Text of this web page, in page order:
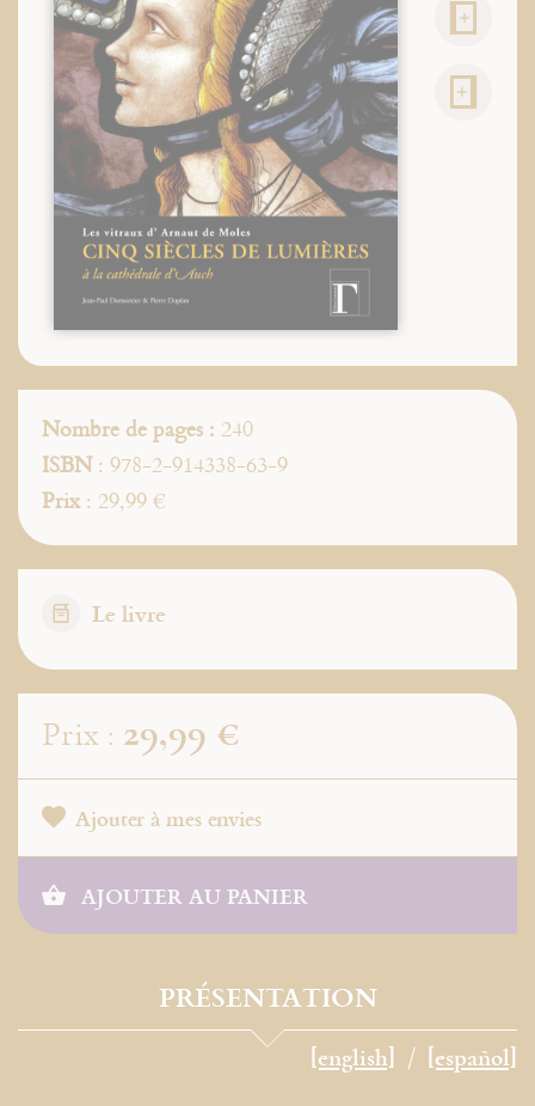
Nombre de pages : 240
ISBN: 978-2-914338-63-9
Prix: 29,99 €
Le livre
Prix : 29,99 €
Ajouter à mes envies
AJOUTER AU PANIER
PRÉSENTATION
[english] [español]